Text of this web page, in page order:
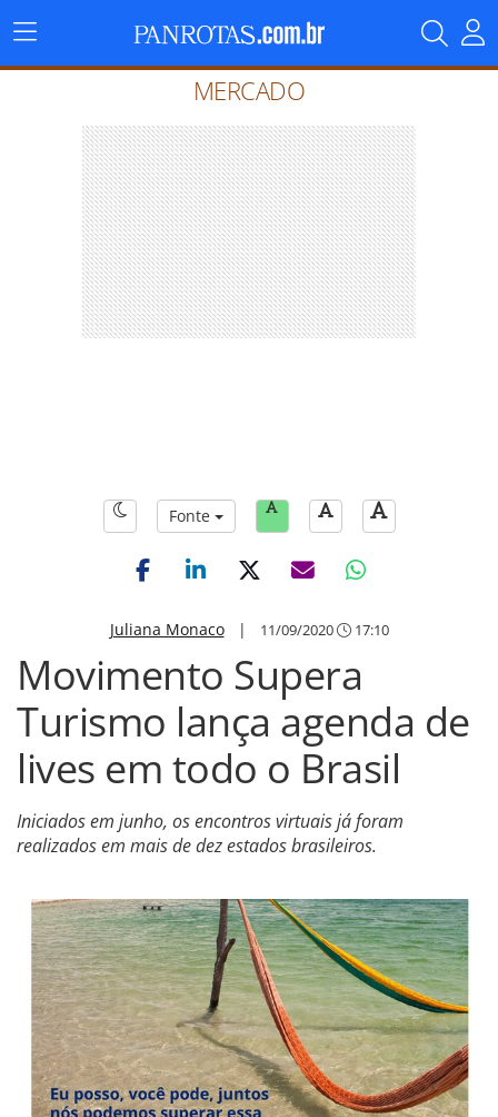
Menu
Principal
MERCADO
Fonte
Juliana Monaco| 11/09/2020 17:10
Movimento Supera
Turismo lança agenda de
lives em todo o Brasil
Iniciados em junho, os encontros virtuais já foram
realizados em mais de dez estados brasileiros.